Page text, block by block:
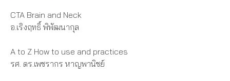
CTA Brain and Neck
อ.เริงฤทธิ์ พิพัฒนากุล
A to Z How to use and practices
รศ. ดร.เพชรากร หาญพานิชย์